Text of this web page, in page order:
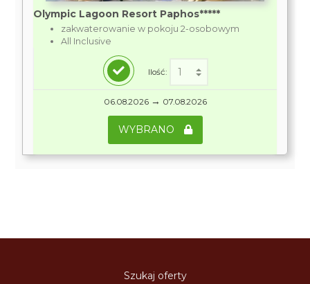
Olympic Lagoon Resort Paphos*****
zakwaterowanie w pokoju 2-osobowym
All Inclusive
Ilość:
06.08.2026 → 07.08.2026
WYBRANO
Szukaj oferty